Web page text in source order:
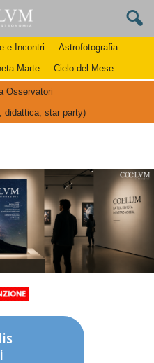
e Incontri
Astrofotografia
Marte Cielo del Mese
Osservatori
didattica, star party)